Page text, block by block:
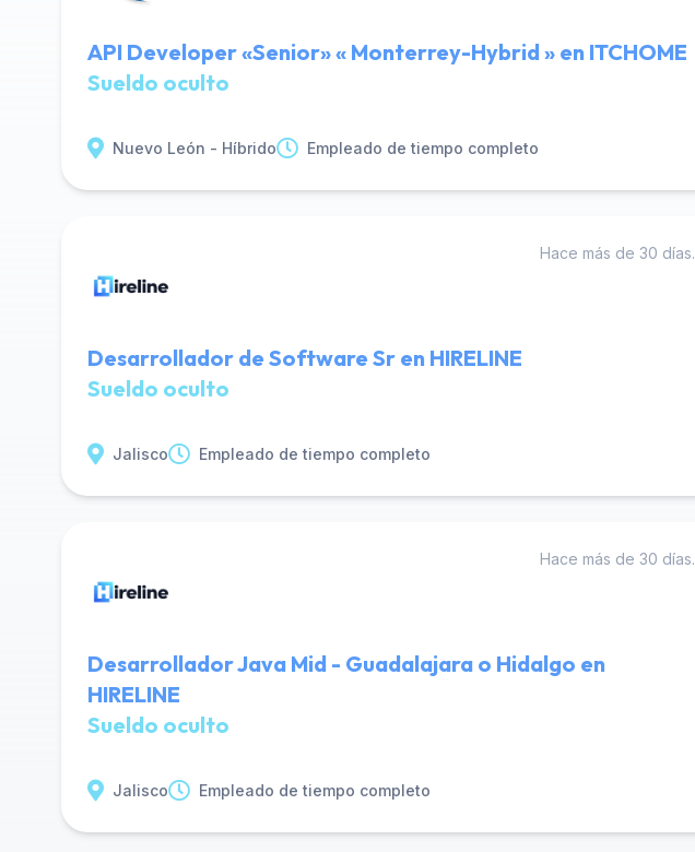
API Developer «Senior» « Monterrey-Hybrid » en ITCHOME
Sueldo oculto
Nuevo León - Híbrido Empleado de tiempo completo
Hace más de 30 días.
Desarrollador de Software Sr en HIRELINE
Sueldo oculto
Jalisco Empleado de tiempo completo
Hace más de 30 días.
Desarrollador Java Mid - Guadalajara o Hidalgo en
HIRELINE
Sueldo oculto
Jalisco Empleado de tiempo completo